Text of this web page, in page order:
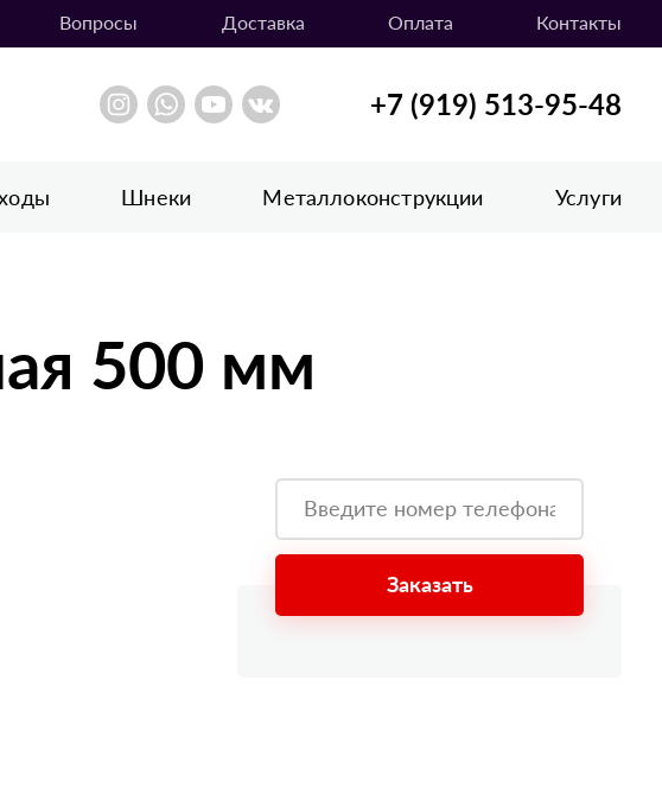
Вопросы Доставка Оплата Контакты
+7 (919) 513-95-48
Шнеки Металлоконструкции Услуги
500 мм
Заказать